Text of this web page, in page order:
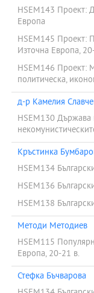
HSEM143 Проект:
Европа
HSEM145 Проект:
Източна Европа,
HSEM146 Проект:
политическа,
д-р Камелия
HSEM130 Държава
Кръстинка
HSEM134
HSEM136
HSEM138
Методи Методиев
HSEM115
Европа, 20-21 в.
Стефка Бъчварова